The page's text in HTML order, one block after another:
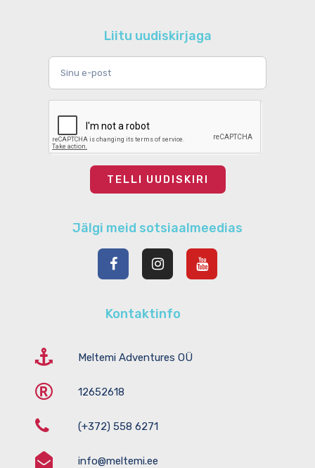
reisikalender
Logi sisse
Postituste RSS
Kommentaaride RSS
WordPress.org
Liitu uudiskirjaga
TELLI UUDISKIRI
Jälgi meid sotsiaalmeedias
Kontaktinfo
Meltemi Adventures OÜ
12652618
(+372) 558 6271
info@meltemi.ee